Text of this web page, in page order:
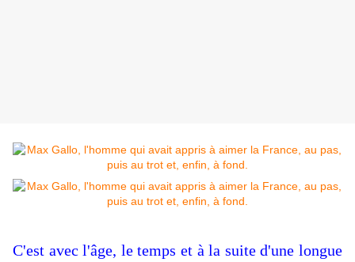
C'est avec l'âge, le temps et à la suite d'une longue